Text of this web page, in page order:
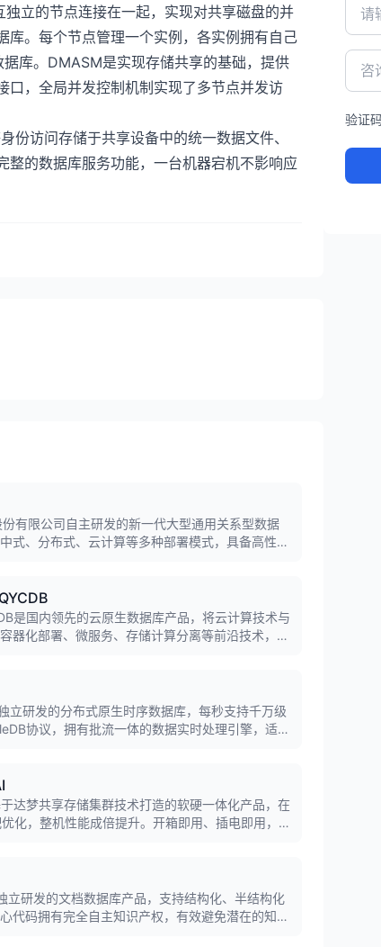
立的节点连接在一起，实现对共享磁盘的并
库。每个节点管理一个实例，各实例拥有自己
库。DMASM是实现存储共享的基础，提供
口，全局并发控制机制实现了多节点并发访
份访问存储于共享设备中的统一数据文件、
的数据库服务功能，一台机器宕机不影响应
有限公司自主研发的新一代大型通用关系型数据
式、分布式、云计算等多种部署模式，具备高性
是国内领先的云原生数据库产品，将云计算技术与
器化部署、微服务、存储计算分离等前沿技术，提
立研发的分布式原生时序数据库，每秒支持千万级
协议，拥有批流一体的数据实时处理引擎，适用
达梦共享存储集群技术打造的软硬一体化产品，在
化，整机性能成倍提升。开箱即用、插电即用，有
立研发的文档数据库产品，支持结构化、半结构化
代码拥有完全自主知识产权，有效避免潜在的知识
验证码